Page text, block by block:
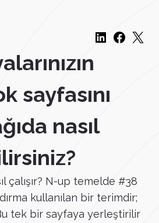
sayfasını
nasıl
çalışır? N-up temelde #38
kullanılan bir terimdir;
tek bir sayfaya yerleştirilir